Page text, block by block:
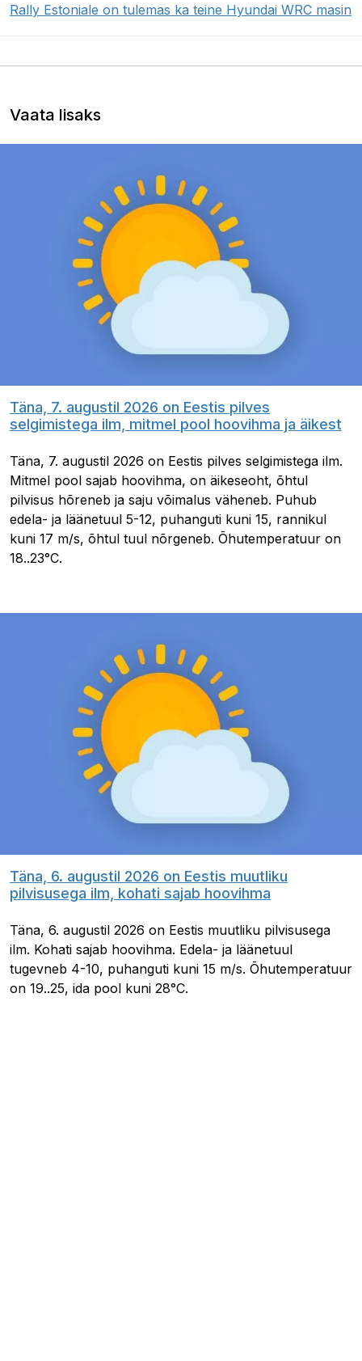
Rally Estoniale on tulemas ka teine Hyundai WRC masin
Vaata lisaks
Täna, 7. augustil 2026 on Eestis pilves
selgimistega ilm, mitmel pool hoovihma ja äikest
Täna, 7. augustil 2026 on Eestis pilves selgimistega ilm.
Mitmel pool sajab hoovihma, on äikeseoht, õhtul
pilvisus hõreneb ja saju võimalus väheneb. Puhub
edela- ja läänetuul 5-12, puhanguti kuni 15, rannikul
kuni 17 m/s, õhtul tuul nõrgeneb. Õhutemperatuur on
18..23°C.
Täna, 6. augustil 2026 on Eestis muutliku
pilvisusega ilm, kohati sajab hoovihma
Täna, 6. augustil 2026 on Eestis muutliku pilvisusega
ilm. Kohati sajab hoovihma. Edela- ja läänetuul
tugevneb 4-10, puhanguti kuni 15 m/s. Õhutemperatuur
on 19..25, ida pool kuni 28°C.